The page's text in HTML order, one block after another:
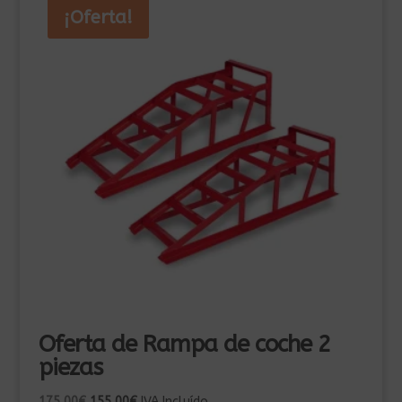
¡Oferta!
Oferta de Rampa de coche 2
piezas